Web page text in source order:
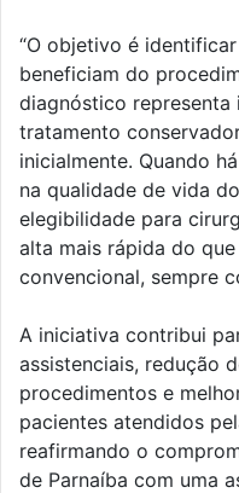
“O objetivo é
beneficiam do
diagnóstico representa
tratamento
inicialmente. Quando
na qualidade de vida
elegibilidade para
alta mais rápida do
convencional, sempre
A iniciativa contribui
assistenciais, redução
procedimentos e
pacientes atendidos
reafirmando o
de Parnaíba com uma